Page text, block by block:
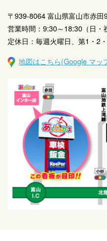
〒939-8064 富山県富山市赤田
営業時間：9:30～18:30（日・
定休日：毎週火曜日、第1・2
地図はこちら(Google マッ